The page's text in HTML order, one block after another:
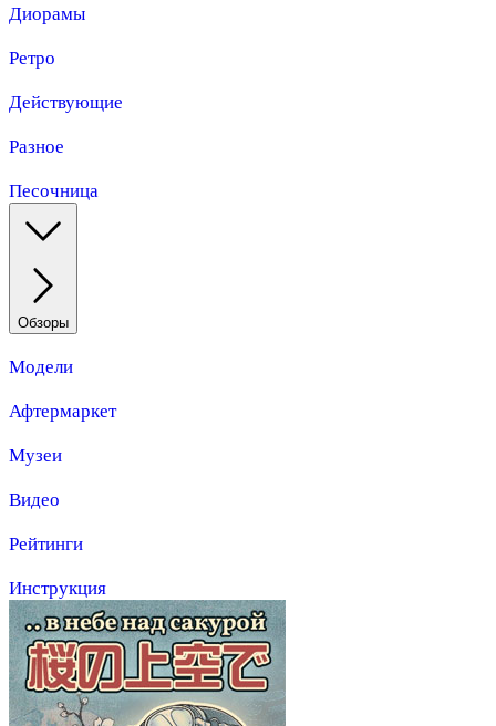
Диорамы
Ретро
Действующие
Разное
Песочница
Обзоры
Модели
Афтермаркет
Музеи
Видео
Рейтинги
Инструкция